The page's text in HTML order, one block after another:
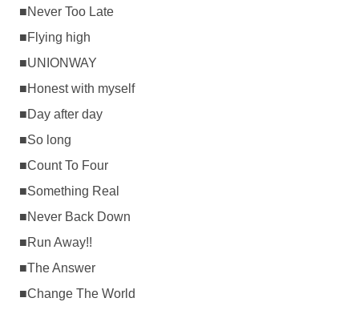
■Never Too Late
■Flying high
■UNIONWAY
■Honest with myself
■Day after day
■So long
■Count To Four
■Something Real
■Never Back Down
■Run Away!!
■The Answer
■Change The World